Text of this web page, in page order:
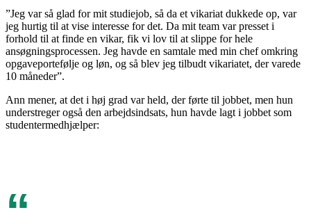
”Jeg var så glad for mit studiejob, så da et vikariat dukkede op, var
jeg hurtig til at vise interesse for det. Da mit team var presset i
forhold til at finde en vikar, fik vi lov til at slippe for hele
ansøgningsprocessen. Jeg havde en samtale med min chef omkring
opgaveportefølje og løn, og så blev jeg tilbudt vikariatet, der varede
10 måneder”.
Ann mener, at det i høj grad var held, der førte til jobbet, men hun
understreger også den arbejdsindsats, hun havde lagt i jobbet som
studentermedhjælper: